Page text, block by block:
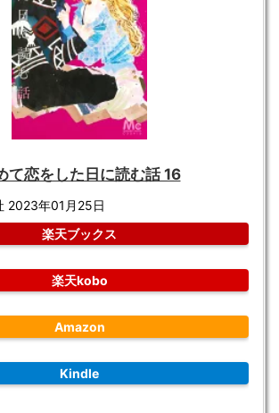
て恋をした日に読む話 16
2023年01月25日
楽天ブックス
楽天kobo
Amazon
Kindle